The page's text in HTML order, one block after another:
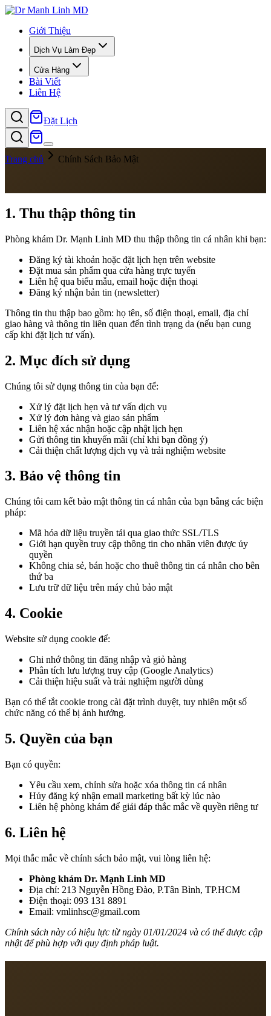
Giới Thiệu
Dịch Vụ Làm Đẹp
Cửa Hàng
Bài Viết
Liên Hệ
Đặt Lịch
Trang chủ Chính Sách Bảo Mật
1. Thu thập thông tin
Phòng khám Dr. Mạnh Linh MD thu thập thông tin cá nhân khi bạn:
Đăng ký tài khoản hoặc đặt lịch hẹn trên website
Đặt mua sản phẩm qua cửa hàng trực tuyến
Liên hệ qua biểu mẫu, email hoặc điện thoại
Đăng ký nhận bản tin (newsletter)
Thông tin thu thập bao gồm: họ tên, số điện thoại, email, địa chỉ
giao hàng và thông tin liên quan đến tình trạng da (nếu bạn cung
cấp khi đặt lịch tư vấn).
2. Mục đích sử dụng
Chúng tôi sử dụng thông tin của bạn để:
Xử lý đặt lịch hẹn và tư vấn dịch vụ
Xử lý đơn hàng và giao sản phẩm
Liên hệ xác nhận hoặc cập nhật lịch hẹn
Gửi thông tin khuyến mãi (chỉ khi bạn đồng ý)
Cải thiện chất lượng dịch vụ và trải nghiệm website
3. Bảo vệ thông tin
Chúng tôi cam kết bảo mật thông tin cá nhân của bạn bằng các biện
pháp:
Mã hóa dữ liệu truyền tải qua giao thức SSL/TLS
Giới hạn quyền truy cập thông tin cho nhân viên được ủy
quyền
Không chia sẻ, bán hoặc cho thuê thông tin cá nhân cho bên
thứ ba
Lưu trữ dữ liệu trên máy chủ bảo mật
4. Cookie
Website sử dụng cookie để:
Ghi nhớ thông tin đăng nhập và giỏ hàng
Phân tích lưu lượng truy cập (Google Analytics)
Cải thiện hiệu suất và trải nghiệm người dùng
Bạn có thể tắt cookie trong cài đặt trình duyệt, tuy nhiên một số
chức năng có thể bị ảnh hưởng.
5. Quyền của bạn
Bạn có quyền:
Yêu cầu xem, chỉnh sửa hoặc xóa thông tin cá nhân
Hủy đăng ký nhận email marketing bất kỳ lúc nào
Liên hệ phòng khám để giải đáp thắc mắc về quyền riêng tư
6. Liên hệ
Mọi thắc mắc về chính sách bảo mật, vui lòng liên hệ:
Phòng khám Dr. Mạnh Linh MD
Địa chỉ: 213 Nguyễn Hồng Đào, P.Tân Bình, TP.HCM
Điện thoại: 093 131 8891
Email: vmlinhsc@gmail.com
Chính sách này có hiệu lực từ ngày 01/01/2024 và có thể được cập
nhật để phù hợp với quy định pháp luật.